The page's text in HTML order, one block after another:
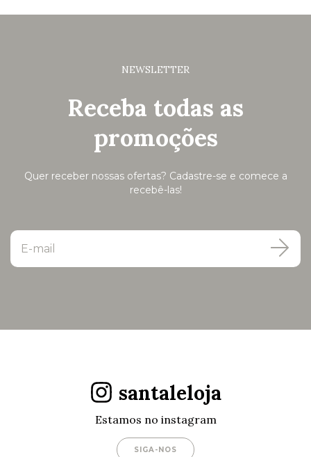
NEWSLETTER
Receba todas as
promoções
Quer receber nossas ofertas? Cadastre-se e comece a
recebê-las!
santaleloja
Estamos no instagram
SIGA-NOS